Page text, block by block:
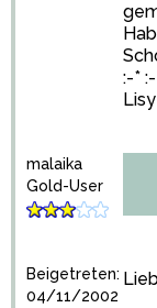
:-*
Lisy
malaika
Gold-User
Beigetreten:
04/11/2002